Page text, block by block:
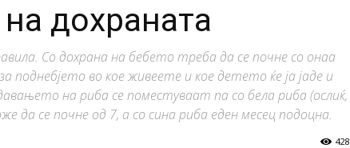
дохраната
Со дохрана на бебето треба да се почне со онаа
во кое живеете и кое детето ќе ја јаде и
на риба се поместуваат па со бела риба (ослиќ,
да се почне од 7, а со сина риба еден месец подоцна.
428